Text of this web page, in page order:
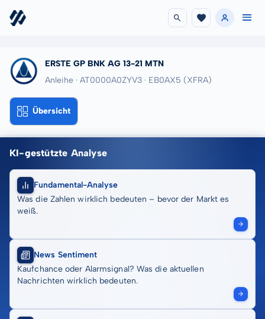
ERSTE GP BNK AG 13-21 MTN
Anleihe · AT0000A0ZYV3 · EB0AX5 (XFRA)
Übersicht
KI-gestützte Analyse
Fundamental-Analyse
Was die Zahlen wirklich bedeuten – bevor der Markt es
weiß.
News Sentiment
Kaufchance oder Alarmsignal? Was die aktuellen
Nachrichten wirklich bedeuten.